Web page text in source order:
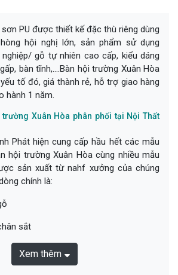
PU được thiết kế đặc thù riêng dùng
hội nghị lớn, sản phẩm sử dụng
gỗ tự nhiên cao cấp, kiểu dáng
bàn tĩnh,....Bàn hội trường Xuân Hòa
tố đó, giá thành rẻ, hỗ trợ giao hàng
hành 1 năm.
Xuân Hòa phân phối tại Nội Thất
Phát hiện cung cấp hầu hết các mẫu
hội trường Xuân Hòa cùng nhiều mẫu
sản xuất từ nahf xưởng của chúng
chính là:
sắt
Xem thêm